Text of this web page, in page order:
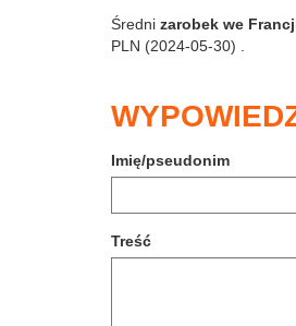
Średni zarobek we
PLN (2024-05-30) .
Imię/pseudonim
Treść